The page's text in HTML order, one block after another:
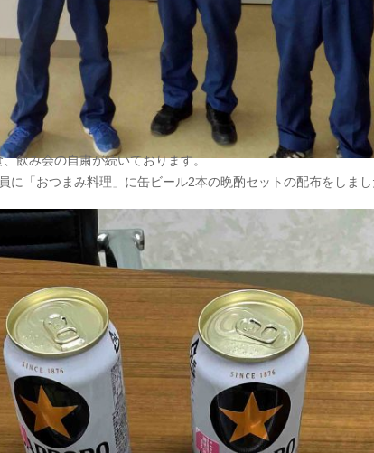
飲み会の自粛が続いております。
に「おつまみ料理」に缶ビール2本の晩酌セットの配布をしま